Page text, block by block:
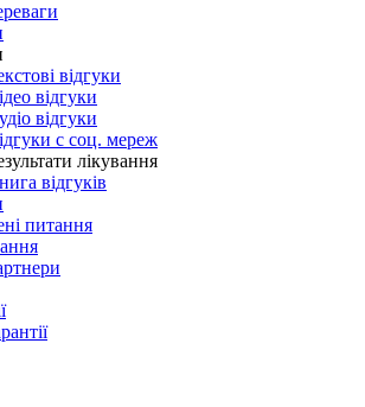
відгуки
відгуки
відгуки
с соц. мереж
лікування
відгуків
питання